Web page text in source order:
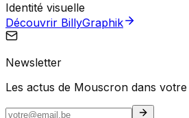
Identité visuelle
Découvrir BillyGraphik
Newsletter
Les actus de Mouscron dans